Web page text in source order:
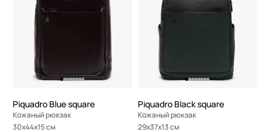
Piquadro Blue square
Кожаный рюкзак
30x44x15 см
Piquadro Black square
Кожаный рюкзак
29x37x13 см